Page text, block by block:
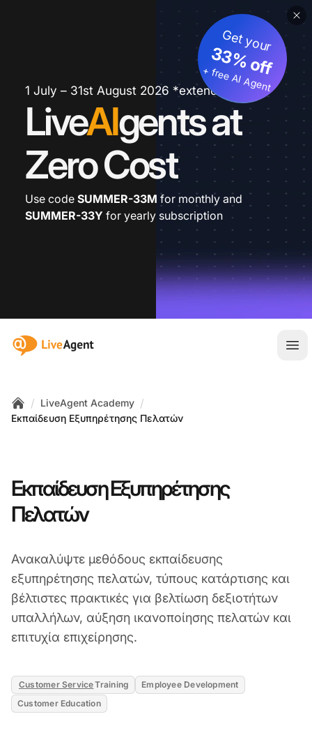
1 July – 31st August 2026 *extended
LiveAIgents at
Zero Cost
Get your
33% off
+ free AI Agent
Use code SUMMER-33M for monthly and
SUMMER-33Y for yearly subscription
:site.title
Home
/ LiveAgent Academy /
Εκπαίδευση Εξυπηρέτησης Πελατών
Εκπαίδευση Εξυπηρέτησης
Πελατών
Ανακαλύψτε μεθόδους εκπαίδευσης
εξυπηρέτησης πελατών, τύπους κατάρτισης και
βέλτιστες πρακτικές για βελτίωση δεξιοτήτων
υπαλλήλων, αύξηση ικανοποίησης πελατών και
επιτυχία επιχείρησης.
Customer ServiceTraining
Employee Development
Customer Education